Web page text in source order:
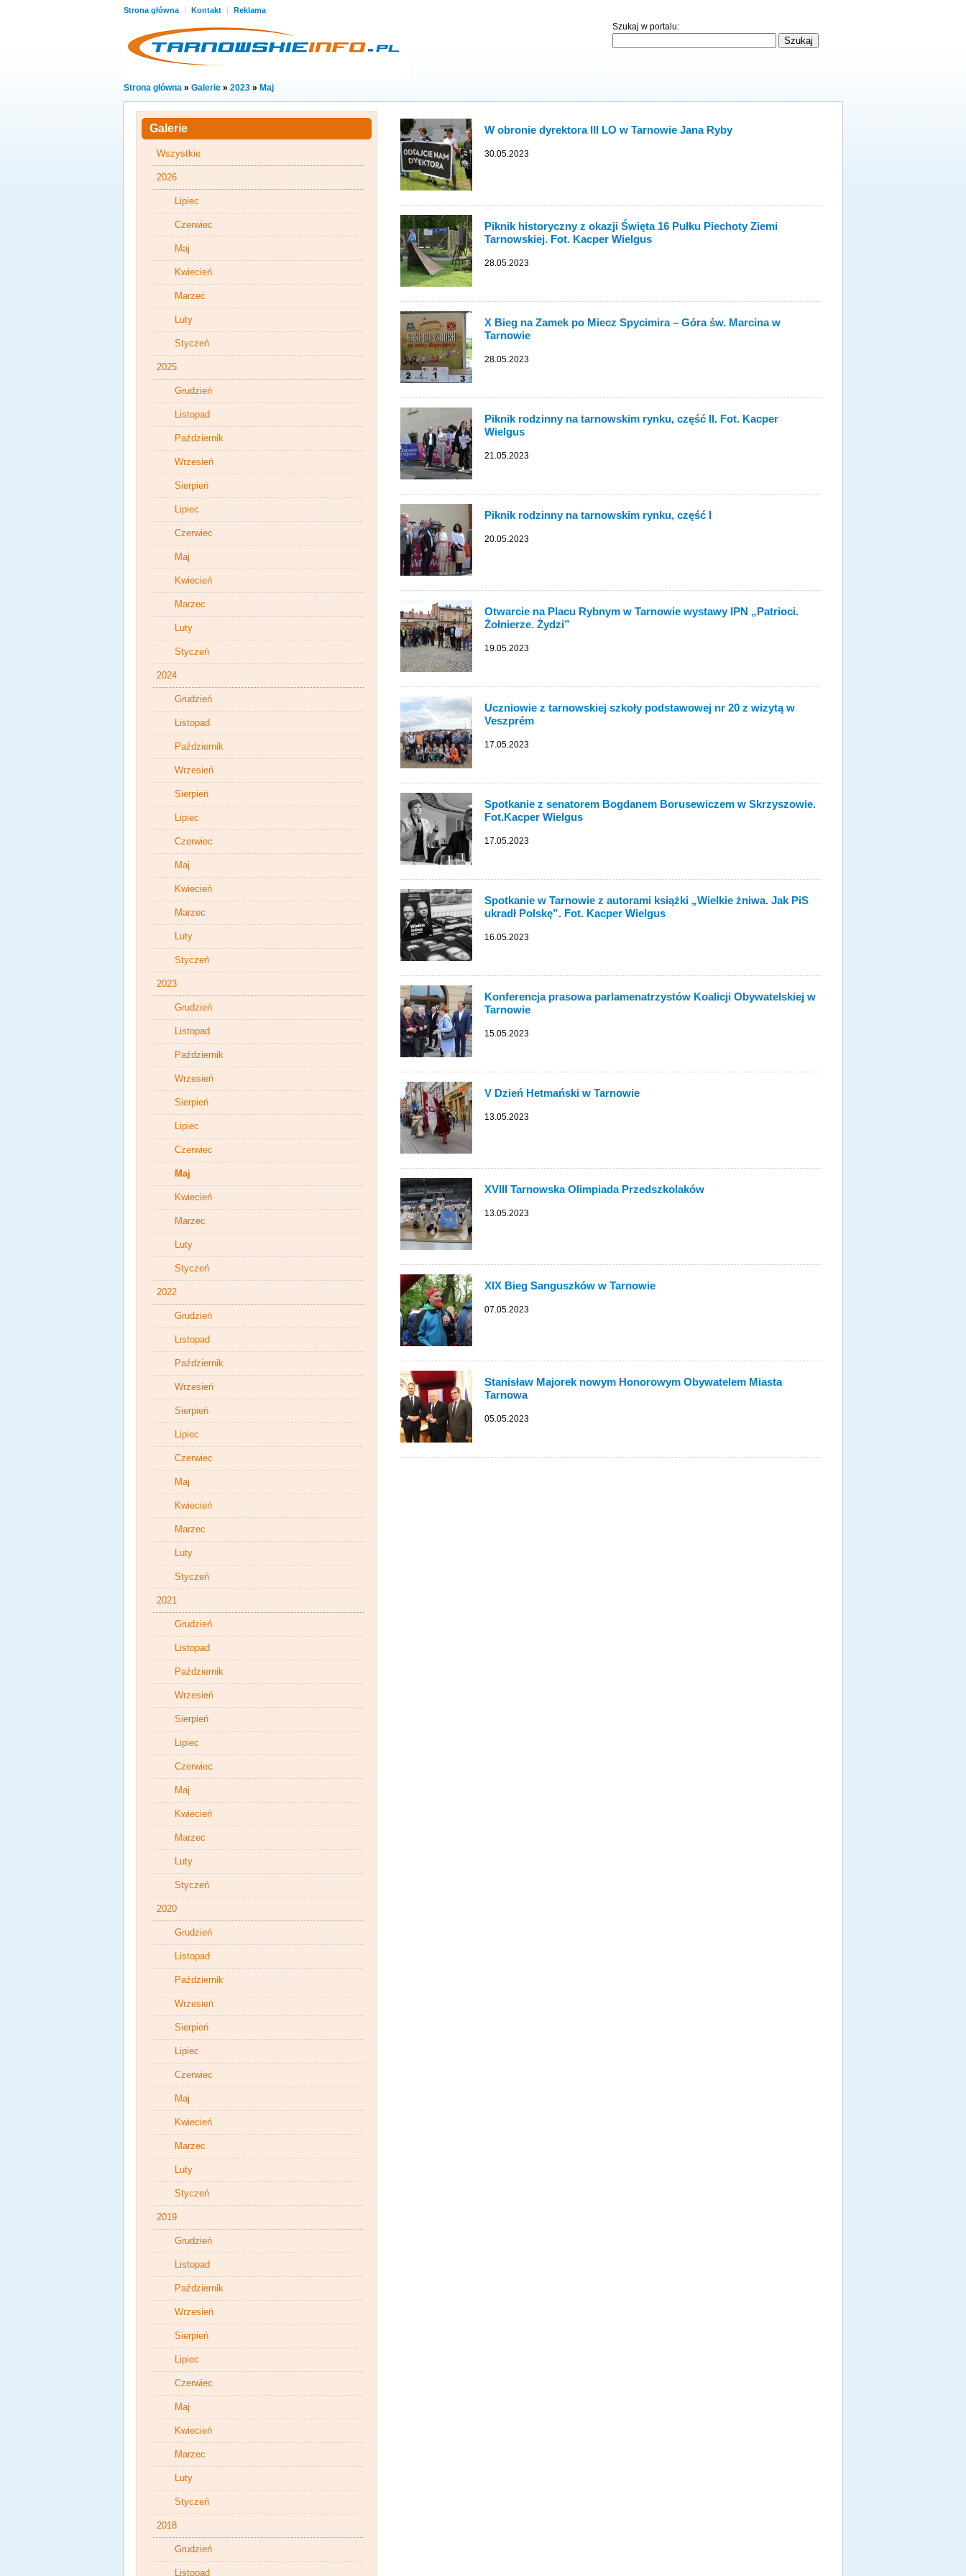
Strona główna | Kontakt | Reklama
Szukaj w portalu:
Strona główna » Galerie » 2023 » Maj
W obronie dyrektora III LO w Tarnowie Jana Ryby
30.05.2023
Piknik historyczny z okazji Święta 16 Pułku Piechoty Ziemi
Tarnowskiej. Fot. Kacper Wielgus
28.05.2023
X Bieg na Zamek po Miecz Spycimira – Góra św. Marcina w
Tarnowie
28.05.2023
Piknik rodzinny na tarnowskim rynku, część II. Fot. Kacper
Wielgus
21.05.2023
Piknik rodzinny na tarnowskim rynku, część I
20.05.2023
Otwarcie na Placu Rybnym w Tarnowie wystawy IPN „Patrioci.
Żołnierze. Żydzi”
19.05.2023
Uczniowie z tarnowskiej szkoły podstawowej nr 20 z wizytą w
Veszprém
17.05.2023
Spotkanie z senatorem Bogdanem Borusewiczem w Skrzyszowie.
Fot.Kacper Wielgus
17.05.2023
Spotkanie w Tarnowie z autorami książki „Wielkie żniwa. Jak PiS
ukradł Polskę”. Fot. Kacper Wielgus
16.05.2023
Konferencja prasowa parlamenatrzystów Koalicji Obywatelskiej w
Tarnowie
15.05.2023
V Dzień Hetmański w Tarnowie
13.05.2023
XVIII Tarnowska Olimpiada Przedszkolaków
13.05.2023
XIX Bieg Sanguszków w Tarnowie
07.05.2023
Stanisław Majorek nowym Honorowym Obywatelem Miasta
Tarnowa
05.05.2023
Galerie
Wszystkie
2026
Lipiec
Czerwiec
Maj
Kwiecień
Marzec
Luty
Styczeń
2025
Grudzień
Listopad
Październik
Wrzesień
Sierpień
Lipiec
Czerwiec
Maj
Kwiecień
Marzec
Luty
Styczeń
2024
Grudzień
Listopad
Październik
Wrzesień
Sierpień
Lipiec
Czerwiec
Maj
Kwiecień
Marzec
Luty
Styczeń
2023
Grudzień
Listopad
Październik
Wrzesień
Sierpień
Lipiec
Czerwiec
Maj
Kwiecień
Marzec
Luty
Styczeń
2022
Grudzień
Listopad
Październik
Wrzesień
Sierpień
Lipiec
Czerwiec
Maj
Kwiecień
Marzec
Luty
Styczeń
2021
Grudzień
Listopad
Październik
Wrzesień
Sierpień
Lipiec
Czerwiec
Maj
Kwiecień
Marzec
Luty
Styczeń
2020
Grudzień
Listopad
Październik
Wrzesień
Sierpień
Lipiec
Czerwiec
Maj
Kwiecień
Marzec
Luty
Styczeń
2019
Grudzień
Listopad
Październik
Wrzesień
Sierpień
Lipiec
Czerwiec
Maj
Kwiecień
Marzec
Luty
Styczeń
2018
Grudzień
Listopad